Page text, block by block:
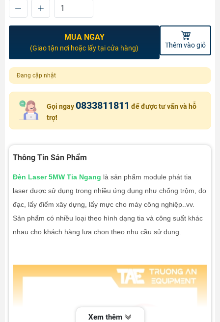
MUA NGAY
(Giao tận nơi hoặc lấy tại cửa hàng) Thêm vào giỏ
Đang cập nhật
Gọi ngay 0833811811 để được tư vấn và hỗ
trợ!
Thông Tin Sản Phẩm
Đèn Laser 5MW Tia Ngang là sản phẩm module phát tia
laser được sử dụng trong nhiều ứng dụng như chống trộm, đo
đạc, lấy điểm xây dựng, lấy mực cho máy công nghiệp..vv.
Sản phẩm có nhiều loại theo hình dạng tia và công suất khác
nhau cho khách hàng lựa chọn theo nhu cầu sử dụng.
Xem thêm